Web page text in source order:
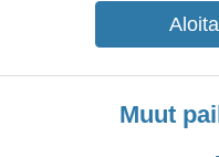
Muut